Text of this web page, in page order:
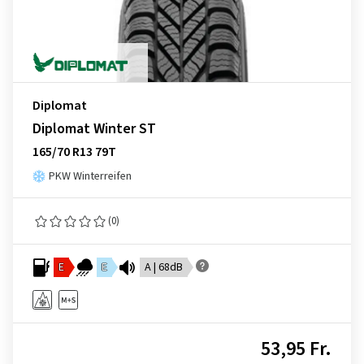
Diplomat
Diplomat Winter ST
165/70 R13 79T
PKW Winterreifen
(0)
E E A | 68dB
53,95 Fr.